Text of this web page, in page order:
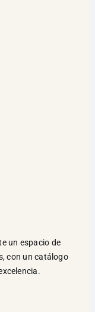
un espacio de
con un catálogo